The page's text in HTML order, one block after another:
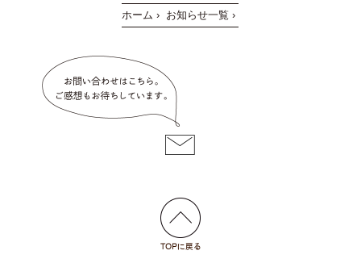
ホーム › お知らせ一覧 ›